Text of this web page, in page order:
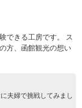
できる工房です。 ス
方、函館観光の想い
夫婦で挑戦してみまし